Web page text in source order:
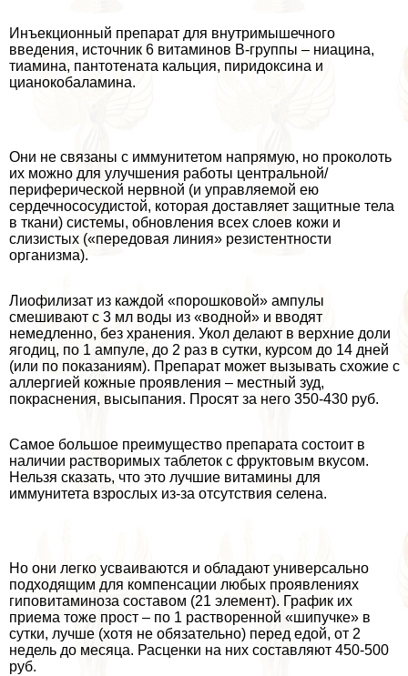
Инъекционный препарат для внутримышечного
введения, источник 6 витаминов В-группы – ниацина,
тиамина, пантотената кальция, пиридоксина и
цианокобаламина.
Они не связаны с иммунитетом напрямую, но проколоть
их можно для улучшения работы центральной/
периферической нервной (и управляемой ею
сердечнососудистой, которая доставляет защитные тела
в ткани) системы, обновления всех слоев кожи и
слизистых («передовая линия» резистентности
организма).
Лиофилизат из каждой «порошковой» ампулы
смешивают с 3 мл воды из «водной» и вводят
немедленно, без хранения. Укол делают в верхние доли
ягoдиц, по 1 ампуле, до 2 раз в сутки, курсом до 14 дней
(или по показаниям). Препарат может вызывать схожие с
аллергией кожные проявления – местный зуд,
покраснения, высыпания. Просят за него 350-430 руб.
Самое большое преимущество препарата состоит в
наличии растворимых таблеток с фруктовым вкусом.
Нельзя сказать, что это лучшие витамины для
иммунитета взрослых из-за отсутствия селена.
Но они легко усваиваются и обладают универсально
подходящим для компенсации любых проявлениях
гиповитаминоза составом (21 элемент). График их
приема тоже прост – по 1 растворенной «шипучке» в
сутки, лучше (хотя не обязательно) перед едой, от 2
недель до месяца. Расценки на них составляют 450-500
руб.